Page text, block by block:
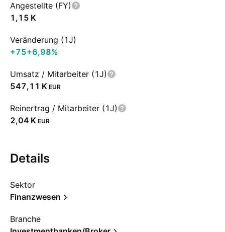
Angestellte (FY)
‪1,15 K‬
Veränderung (1J)
+75+6,98%
Umsatz / Mitarbeiter (1J)
‪547,11 K‬ EUR
Reinertrag / Mitarbeiter (1J)
‪2,04 K‬ EUR
Details
Sektor
Finanzwesen
Branche